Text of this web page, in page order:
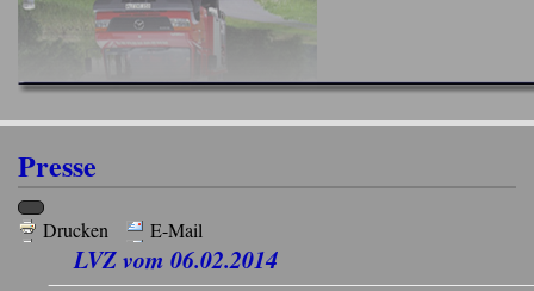
Presse
Drucken E-Mail
LVZ vom 06.02.2014